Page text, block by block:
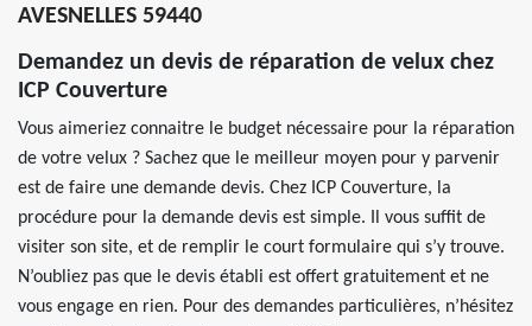
AVESNELLES 59440
Demandez un devis de réparation de velux chez
ICP Couverture
Vous aimeriez connaitre le budget nécessaire pour la réparation
de votre velux ? Sachez que le meilleur moyen pour y parvenir
est de faire une demande devis. Chez ICP Couverture, la
procédure pour la demande devis est simple. Il vous suffit de
visiter son site, et de remplir le court formulaire qui s’y trouve.
N’oubliez pas que le devis établi est offert gratuitement et ne
vous engage en rien. Pour des demandes particulières, n’hésitez